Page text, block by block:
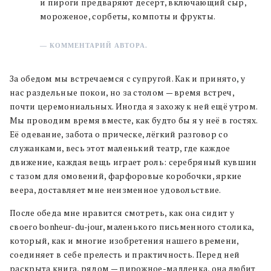
и пироги предваряют десерт, включающий сыр,
мороженое, сорбеты, компоты и фрукты.
— КОММЕНТАРИЙ АВТОРА.
За обедом мы встречаемся с супругой. Как и принято, у
нас раздельные покои, но за столом — время встреч,
почти церемониальных. Иногда я захожу к ней ещё утром.
Мы проводим время вместе, как будто бы я у неё в гостях.
Её одевание, забота о прическе, лёгкий разговор со
служанками, весь этот маленький театр, где каждое
движение, каждая вещь играет роль: серебряный кувшин
с тазом для омовений, фарфоровые коробочки, яркие
веера, доставляет мне неизменное удовольствие.
После обеда мне нравится смотреть, как она сидит у
своего bonheur-du-jour, маленького письменного столика,
который, как и многие изобретения нашего времени,
соединяет в себе прелесть и практичность. Перед ней
раскрыта книга, рядом — пирожное-мадленка, она любит